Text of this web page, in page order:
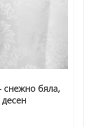
снежно бяла,